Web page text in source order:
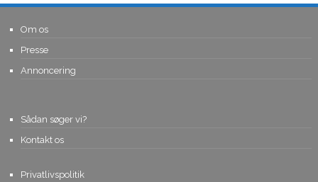
Om os
Presse
Annoncering
Sådan søger vi?
Kontakt os
Privatlivspolitik